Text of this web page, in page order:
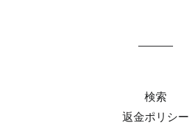
検索
返金ポリシー